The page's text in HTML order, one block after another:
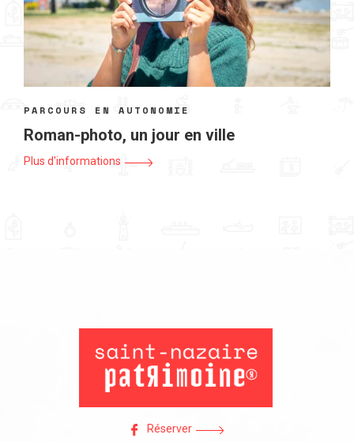
PARCOURS EN AUTONOMIE
Roman-photo, un jour en ville
Plus d'informations
Réserver